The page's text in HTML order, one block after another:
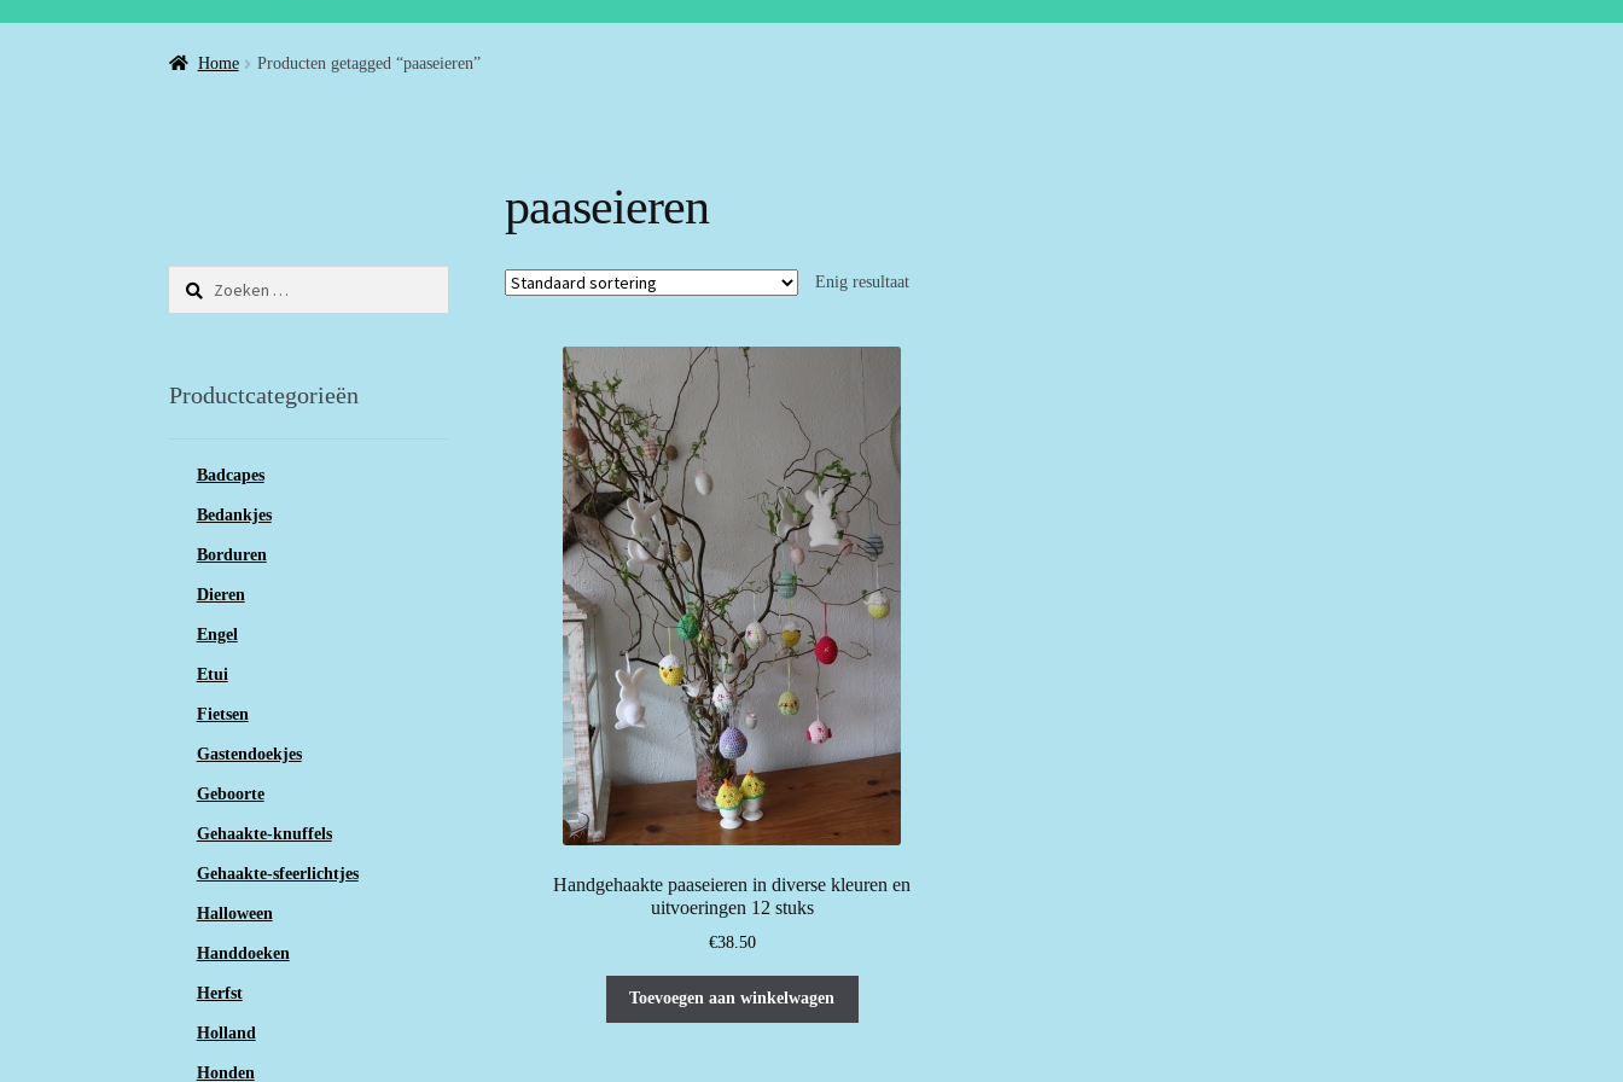
Home Producten getagged “paaseieren”
paaseieren
Enig resultaat
Handgehaakte paaseieren in diverse kleuren en
uitvoeringen 12 stuks
€38.50
Toevoegen aan winkelwagen
naar:
Productcategorieën
Badcapes
Bedankjes
Borduren
Dieren
Engel
Etui
Fietsen
Gastendoekjes
Geboorte
Gehaakte-knuffels
Gehaakte-sfeerlichtjes
Halloween
Handdoeken
Herfst
Holland
Honden